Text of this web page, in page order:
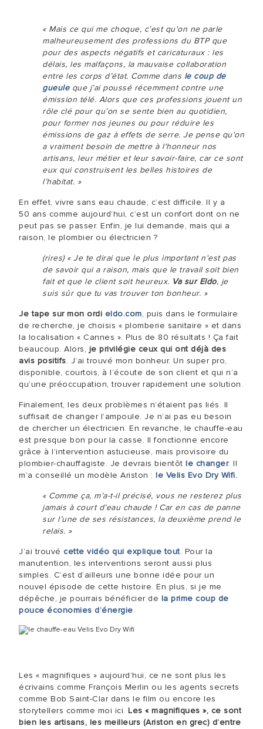
« Mais ce qui me choque, c’est qu'on ne parle
malheureusement des professions du BTP que
pour des aspects négatifs et caricaturaux : les
délais, les malfaçons, la mauvaise collaboration
entre les corps d’état. Comme dans le coup de
gueuleque j’ai poussé récemment contre une
émission télé. Alors que ces professions jouent un
rôle clé pour qu’on se sente bien au quotidien,
pour former nos jeunes ou pour réduire les
émissions de gaz à effets de serre. Je pense qu'on
a vraiment besoin de mettre à l'honneur nos
artisans, leur métier et leur savoir-faire, car ce sont
eux qui construisent les belles histoires de
l’habitat. »
En effet, vivre sans eau chaude, c’est difficile. Il y a
50 ans comme aujourd’hui, c’est un confort dont on ne
peut pas se passer. Enfin, je lui demande, mais qui a
raison, le plombier ou électricien ?
(rires) « Je te dirai que le plus important n'est pas
de savoir qui a raison, mais que le travail soit bien
fait et que le client soit heureux. Va sur Eldo, je
suis sûr que tu vas trouver ton bonheur. »
Je tape sur mon ordi eldo.com, puis dans le formulaire
de recherche, je choisis « plomberie sanitaire » et dans
la localisation « Cannes ». Plus de 80 résultats ! Ça fait
beaucoup. Alors, je privilégie ceux qui ont déjà des
avis positifs. J’ai trouvé mon bonheur. Un super pro,
disponible, courtois, à l’écoute de son client et qui n’a
qu’une préoccupation, trouver rapidement une solution.
Finalement, les deux problèmes n’étaient pas liés. Il
suffisait de changer l’ampoule. Je n’ai pas eu besoin
de chercher un électricien. En revanche, le chauffe-eau
est presque bon pour la casse. Il fonctionne encore
grâce à l’intervention astucieuse, mais provisoire du
plombier-chauffagiste. Je devrais bientôt le changer. Il
m’a conseillé un modèle Ariston : le Velis Evo Dry Wifi.
« Comme ça, m’a-t-il précisé, vous ne resterez plus
jamais à court d’eau chaude ! Car en cas de panne
sur l’une de ses résistances, la deuxième prend le
relais. »
J’ai trouvé cette vidéo qui explique tout. Pour la
manutention, les interventions seront aussi plus
simples. C’est d’ailleurs une bonne idée pour un
nouvel épisode de cette histoire. En plus, si je me
dépêche, je pourrais bénéficier de la prime coup de
pouce économies d’énergie.
Les « magnifiques » aujourd’hui, ce ne sont plus les
écrivains comme François Merlin ou les agents secrets
comme Bob Saint-Clar dans le film ou encore les
storytellers comme moi ici. Les « magnifiques », ce sont
bien les artisans, les meilleurs (Ariston en grec) d’entre